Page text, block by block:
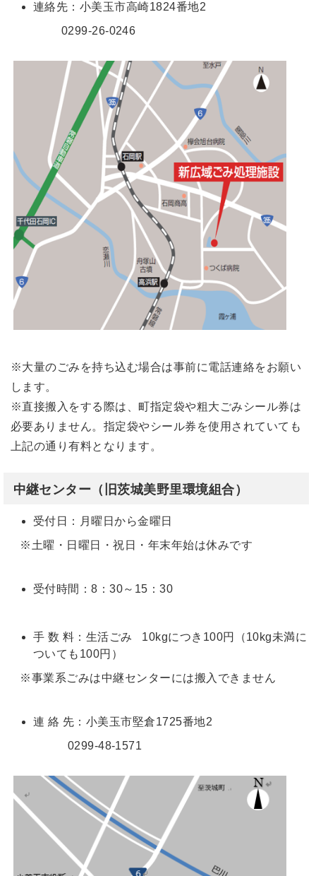
生す連絡先：小美玉市高崎1824番地2
0299-26-0246
※大量のごみを持ち込む場合は事前に電話連絡をお願い
します。
※直接搬入をする際は、町指定袋や粗大ごみシール券は
必要ありません。指定袋やシール券を使用されていても
上記の通り有料となります。
中継センター（旧茨城美野里環境組合）
受付日：月曜日から金曜日
※土曜・日曜日・祝日・年末年始は休みです
受付時間：8：30～15：30
手 数 料：生活ごみ 10kgにつき100円（10kg未満に
ついても100円）
※事業系ごみは中継センターには搬入できません
連 絡 先：小美玉市堅倉1725番地2
0299-48-1571